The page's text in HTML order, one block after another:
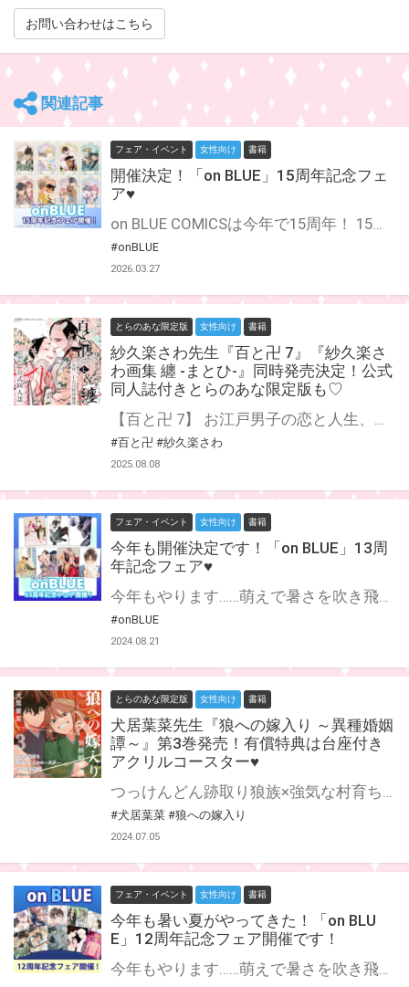
お問い合わせはこちら
関連記事
フェア・イベント 女性向け 書籍
開催決定！「on BLUE」15周年記念フェ
ア♥
on BLUE COMICSは今年で15周年！ 15周年記念フェアが開催決定★ 期間中に対象店舗にて対象商品をご購入で、1冊につき1枚ランダムで花飾プリズムカード（ホログラム仕様）をプレゼント♡ 花飾プリズムカードは全8種。 絵柄は犬居葉菜、紀伊カンナ、夏野寛子、西本ろう、ハルモト紺、はらだ、秀良子、冬縞しぐれ、(敬称略）になります！ 気になってた本をまとめてゲット♡ ※配布のホログラムカードは他書店共通となります。
#onBLUE
2026.03.27
とらのあな限定版 女性向け 書籍
紗久楽さわ先生『百と卍 7』『紗久楽さ
わ画集 纏 -まとひ-』同時発売決定！公式
同人誌付きとらのあな限定版も♡
【百と卍 7】 お江戸男子の恋と人生、ついに【完結】! 百樹と卍の馴れ初めから、今へと繋がる最終巻。 せまい長屋をはなれ、ふたりだけの二階家で暮らしはじめた雪花咲く頃。 生まれてはじめて風邪を引いた卍は、熱に浮かされながら”あの夏の日”を思い出していた。 それは雨の日で、虹が出た日でもある、あの駒形堂での出逢い。 まだ初々しくて、触れ合えもしない百樹と卍の今日に繋がる恋物語──。 ふたりの”未来”が垣間見える、必読の描き下ろし8pも収録! 【紗久楽さわ画集 纏 −まとひ−】 [宵の艶から、日常の彩まで──] 紗久楽さわ、待望の初画集! シリーズ累計60万部の江戸BL漫画[百と卍]、連載10年ぶんイラストを、初期から最新まで100点以上にわたり大収録! 紙版は金の箔押しを施した特別仕様のカバーが美しい1冊。 美麗なるお江戸男子たちの世界に没入させられる、珠玉の作品集。 【収録イラスト】 カバー、雑誌表紙、特典、販促物、グッズ、SNS投稿イラスト etc. 巻末には著者によるイラストコメント付き。 紗久楽さわ先生『百と卍 7』『紗久楽さわ画集 纏 -まとひ-』が同時発売決定！ とらのあなでは刊行を記念して公式同人誌付きとらのあな限定版を発売致します♡ 池袋店・通販にて予約開始！ とらのあな限定版は数量限定生産となりますので、お早めにご予約下さい！
#百と卍 #紗久楽さわ
2025.08.08
フェア・イベント 女性向け 書籍
今年も開催決定です！「on BLUE」13周
年記念フェア♥
今年もやります……萌えで暑さを吹き飛ばせ！ on BLUE COMICSは今年で13周年！ 毎年恒例、周年記念フェアの実施が決定致しました★ 期間中に対象店舗にて対象商品をご購入で、1冊につき1枚、お好きなカードを差し上げます。 カードは全7種。裏面描き下ろしの両面イラストカード♡ 絵柄はaioiuo・一色いち・井波エン・紀伊カンナ・紗久楽さわ・ダヨオ・ハルモト紺(敬称略）になります！ まとめてゲットしてBL三昧♡残り少ない夏休みもあっという間に終わっちゃうかも!?
#onBLUE
2024.08.21
とらのあな限定版 女性向け 書籍
犬居葉菜先生『狼への嫁入り ～異種婚姻
譚～』第3巻発売！有償特典は台座付き
アクリルコースター♥
つっけんどん跡取り狼族×強気な村育ち兎族 人外結婚BL、完結！ 狼族の練が、兎族の楓と番になってしばらく。 楓の家出をきっかけに、練は人の心を感じるような不思議な「糸」が見えるようになった。 これにより、練は電灯開発部の同僚たちと向き合えるようになるが、楓からの「糸」には問題があった。 楓と目が合うと、練は胸が動悸して顔が熱くなり、なんだかソワソワしてしまうのだ。 つまり練は番になってから初めて、楓を直視できないほど意識してしまっているのである──。 大人気『狼への嫁入り ～異種婚姻譚～』第3巻が8月23日発売決定！ とらのあなでは刊行を記念して台座付きアクリルコースター付きとらのあな限定版を発売致します♡ 池袋店・通販にて予約開始！とらのあな限定版は数量限定生産となりますので、お早めにご予約下さい！
#犬居葉菜 #狼への嫁入り
2024.07.05
フェア・イベント 女性向け 書籍
今年も暑い夏がやってきた！「on BLU
E」12周年記念フェア開催です！
今年もやります……萌えで暑さを吹き飛ばせ！ on BLUE comicsは今年で12周年！ 毎年恒例、周年記念フェアの実施が決定致しました★ 期間中に対象店舗にて対象商品をご購入で、1冊につき1枚、お好きなカードを差し上げます。 カードは全10種。描き下ろしマンガ入りの両面イラストカード♡ 絵柄はakabeko・犬居葉菜・紀伊カンナ・紗久楽さわ・西本ろう・ハルモト紺・hitomi・松岡よろ・山中ヒコ・渡辺馨(敬称略）になります！ さらに！対象商品1冊につき1つスタンプを押印し、スタンプ5つでアクリルキーホルダーをプレゼント！ アクリルキーホルダーは紀伊カンナ・松岡よろ(敬称略）の描き下ろし！ 貴重グッズも気になっていた既刊もゲットしかない！ まとめてゲットして楽しいおうち時間を過ごしましょう♡ さらにさらに！今年はフェアに合わせてWEBサイン会の開催も決定です！